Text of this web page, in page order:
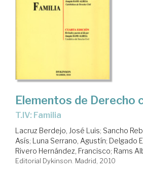
Elementos de Derecho
T.IV: Familia
Lacruz Berdejo, José Luis; Sancho
Asís; Luna Serrano, Agustín; Delgado
Rivero Hernández, Francisco; Rams
Editorial Dykinson. Madrid, 2010